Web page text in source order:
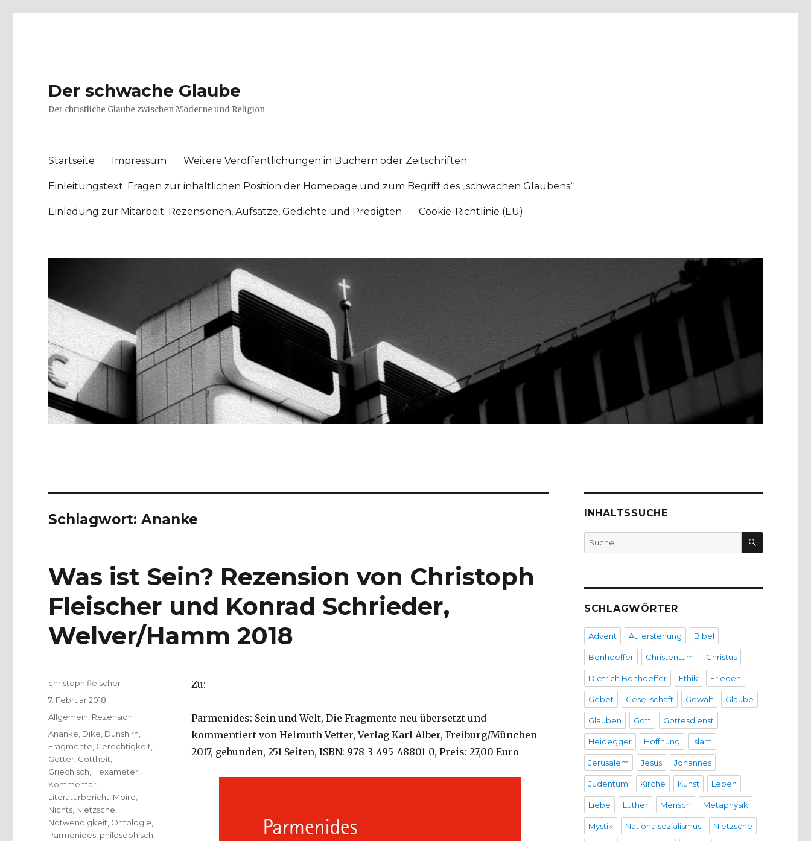
Der schwache Glaube
Der christliche Glaube zwischen Moderne und Religion
Startseite Impressum Weitere Veröffentlichungen in Büchern oder Zeitschriften
Einleitungstext: Fragen zur inhaltlichen Position der Homepage und zum Begriff des „schwachen Glaubens“
Einladung zur Mitarbeit: Rezensionen, Aufsätze, Gedichte und Predigten Cookie-Richtlinie (EU)
Schlagwort:Ananke
Was ist Sein? Rezension von Christoph
Fleischer und Konrad Schrieder,
Welver/Hamm 2018
Zu:
Parmenides: Sein und Welt, Die Fragmente neu übersetzt und
kommentiert von Helmuth Vetter, Verlag Karl Alber, Freiburg/München
2017, gebunden, 251 Seiten, ISBN: 978-3-495-48801-0, Preis: 27,00 Euro
Autor
christoph.fleischer
Veröffentlicht
am
7. Februar 2018
Kategorien
Allgemein Rezension
Schlagwörter
Ananke Dike Dunshirn
Fragmente Gerechtigkeit
Götter Gottheit
Griechisch Hexameter
Kommentar
Literaturbericht Moire
Nichts Nietzsche
Notwendigkeit Ontologie
Parmenides philosophisch
INHALTSSUCHE
Suche
nach:
SUCHEN
SCHLAGWÖRTER
Advent Auferstehung Bibel
Bonhoeffer Christentum Christus
Dietrich Bonhoeffer Ethik Frieden
Gebet Gesellschaft Gewalt Glaube
Glauben Gott Gottesdienst
Heidegger Hoffnung Islam
Jerusalem Jesus Johannes
Judentum Kirche Kunst Leben
Liebe Luther Mensch Metaphysik
Mystik Nationalsozialismus Nietzsche